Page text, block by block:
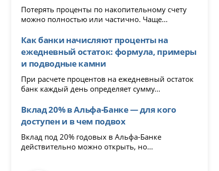
Потерять проценты по накопительному счету
можно полностью или частично. Чаще...
Как банки начисляют проценты на
ежедневный остаток: формула, примеры
и подводные камни
При расчете процентов на ежедневный остаток
банк каждый день определяет сумму...
Вклад 20% в Альфа-Банке — для кого
доступен и в чем подвох
Вклад под 20% годовых в Альфа-Банке
действительно можно открыть, но...